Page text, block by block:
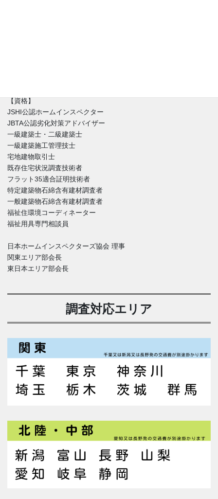
【資格】
JSHI公認ホームインスペクター
JBTA公認劣化対策アドバイザー
一級建築士・二級建築士
一級建築施工管理技士
宅地建物取引士
既存住宅状況調査技術者
フラット35適合証明技術者
特定建築物石綿含有建材調査者
一般建築物石綿含有建材調査者
福祉住環境コーディネーター
福祉用具専門相談員
日本ホームインスペクターズ協会 理事
関東エリア部会長
東日本エリア部会長
調査対応エリア